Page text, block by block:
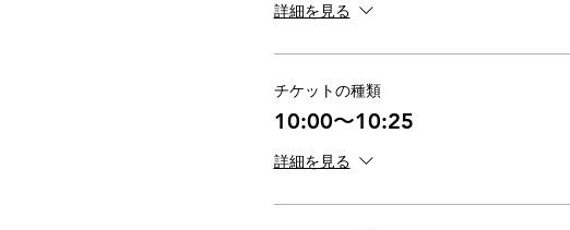
※撮影データはセレクト・編集したも
◎撮影時間
（1枠につき1家族までのご予約となり
①09:00〜09:25
詳細を見る
チケットの種類
10:00〜10:25
詳細を見る